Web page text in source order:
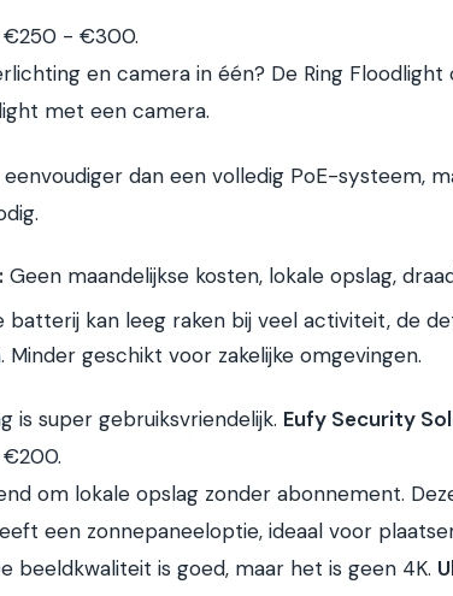
€250 - €300.
en camera in één? De Ring
met een camera.
eenvoudiger dan een volledig PoE-systeem,
Geen maandelijkse kosten, lokale opslag,
batterij kan leeg raken bij veel activiteit, de
Minder geschikt voor zakelijke omgevingen.
is super gebruiksvriendelijk. Eufy Security
€200.
om lokale opslag zonder abonnement.
een zonnepaneeloptie, ideaal voor
beeldkwaliteit is goed, maar het is geen 4K.